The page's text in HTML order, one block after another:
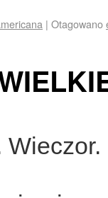
| Otagowano